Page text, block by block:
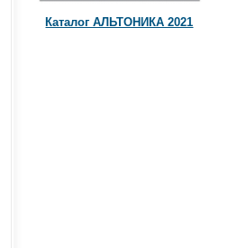
Каталог АЛЬТОНИКА 2021